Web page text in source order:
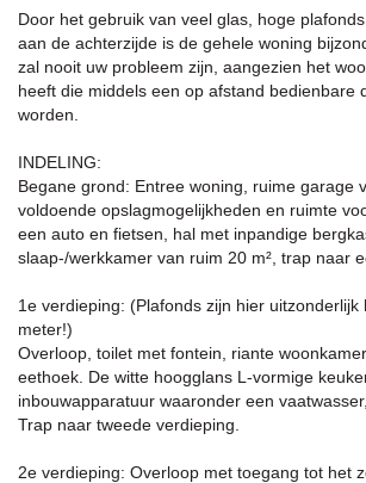
Door het gebruik van veel glas, hoge
aan de achterzijde is de gehele woning
zal nooit uw probleem zijn, aangezien het
heeft die middels een op afstand bedienbare
worden.
INDELING:
Begane grond: Entree woning, ruime garage
voldoende opslagmogelijkheden en ruimte
een auto en fietsen, hal met inpandige
slaap-/werkkamer van ruim 20 m², trap naar
1e verdieping: (Plafonds zijn hier uitzonderlijk
meter!)
Overloop, toilet met fontein, riante
eethoek. De witte hoogglans L-vormige
inbouwapparatuur waaronder een
Trap naar tweede verdieping.
2e verdieping: Overloop met toegang tot het